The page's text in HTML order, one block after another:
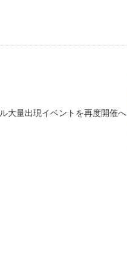
大量出現イベントを再度開催へ